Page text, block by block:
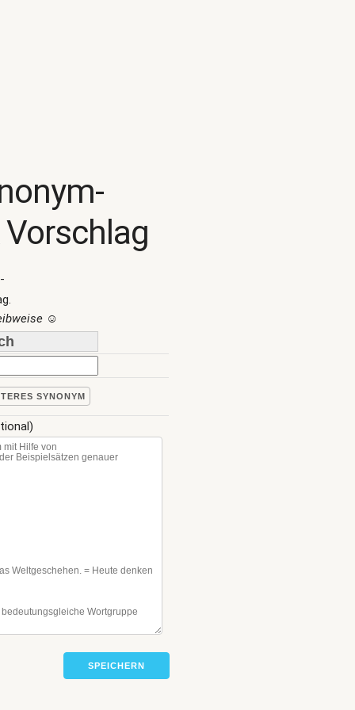
☺
SYNONYM
SPEICHERN